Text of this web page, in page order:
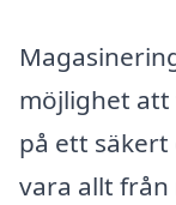
möjlighet
på ett säkert
vara allt